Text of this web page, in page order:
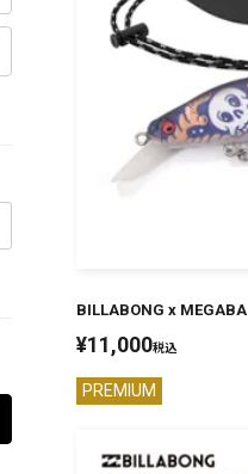
［ オンライン限定 ］
BILLABONG x
¥11,000税込
PREMIUM